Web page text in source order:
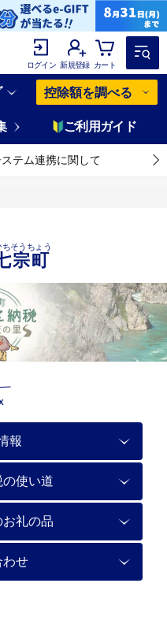
ログイン 新規登録 カート
控除額を調べる
ご利用ガイド
テム連携に関して
宗町
ちそうちょう
報
使い道
お礼の品
わせ